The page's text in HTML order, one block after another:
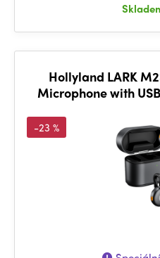
Hollyland LARK
Microphone with
-23 %